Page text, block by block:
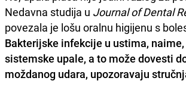
Nedavna studija u Journal of Dental
povezala je lošu oralnu higijenu s
Bakterijske infekcije u ustima,
sistemske upale, a to može dovesti
moždanog udara, upozoravaju